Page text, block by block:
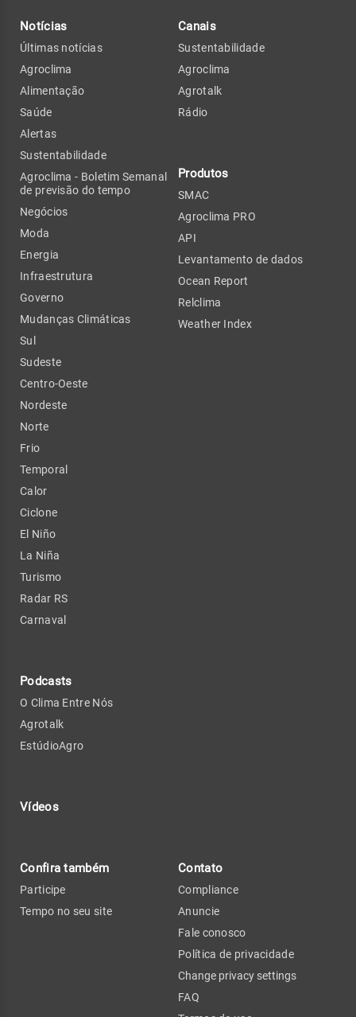
Notícias
Últimas notícias
Agroclima
Alimentação
Saúde
Alertas
Sustentabilidade
Agroclima - Boletim Semanal
de previsão do tempo
Negócios
Moda
Energia
Infraestrutura
Governo
Mudanças Climáticas
Sul
Sudeste
Centro-Oeste
Nordeste
Norte
Frio
Temporal
Calor
Ciclone
El Niño
La Niña
Turismo
Radar RS
Carnaval
Podcasts
O Clima Entre Nós
Agrotalk
EstúdioAgro
Vídeos
Canais
Sustentabilidade
Agroclima
Agrotalk
Rádio
Produtos
SMAC
Agroclima PRO
API
Levantamento de dados
Ocean Report
Relclima
Weather Index
Confira também
Participe
Tempo no seu site
Contato
Compliance
Anuncie
Fale conosco
Política de privacidade
Change privacy settings
FAQ